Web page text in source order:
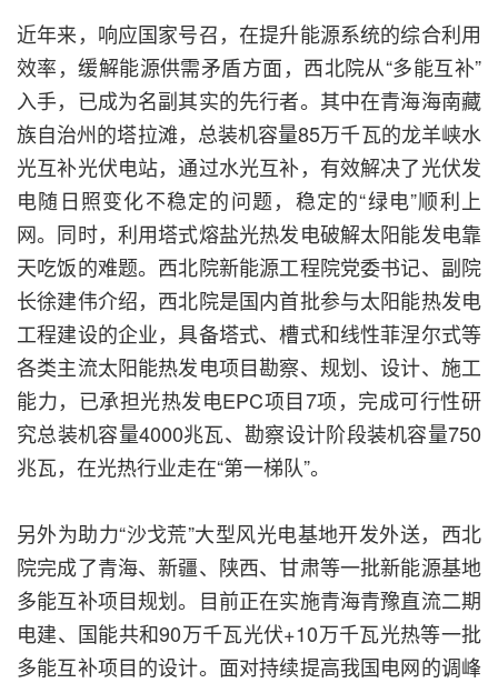
近年来，响应国家号召，在提升能源系统的综合利用
效率，缓解能源供需矛盾方面，西北院从“多能互补”
入手，已成为名副其实的先行者。其中在青海海南藏
族自治州的塔拉滩，总装机容量85万千瓦的龙羊峡水
光互补光伏电站，通过水光互补，有效解决了光伏发
电随日照变化不稳定的问题，稳定的“绿电”顺利上
网。同时，利用塔式熔盐光热发电破解太阳能发电靠
天吃饭的难题。西北院新能源工程院党委书记、副院
长徐建伟介绍，西北院是国内首批参与太阳能热发电
工程建设的企业，具备塔式、槽式和线性菲涅尔式等
各类主流太阳能热发电项目勘察、规划、设计、施工
能力，已承担光热发电EPC项目7项，完成可行性研
究总装机容量4000兆瓦、勘察设计阶段装机容量750
兆瓦，在光热行业走在“第一梯队”。
另外为助力“沙戈荒”大型风光电基地开发外送，西北
院完成了青海、新疆、陕西、甘肃等一批新能源基地
多能互补项目规划。目前正在实施青海青豫直流二期
电建、国能共和90万千瓦光伏+10万千瓦光热等一批
多能互补项目的设计。面对持续提高我国电网的调峰